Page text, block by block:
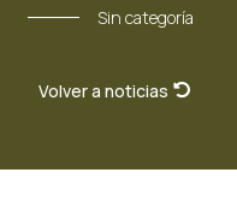
Sin categoría
Volver a noticias